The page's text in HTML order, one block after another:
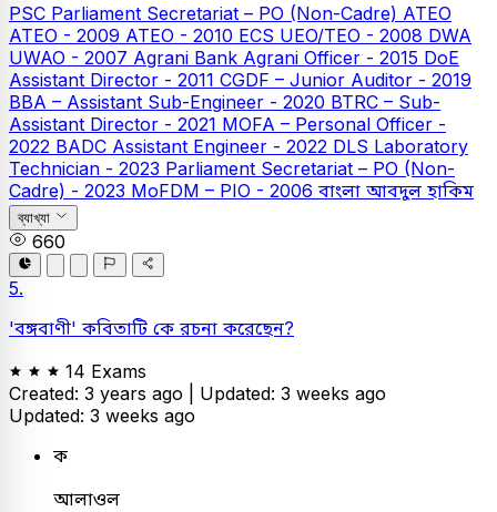
PSC Parliament Secretariat – PO (Non-Cadre) ATEO
ATEO - 2009 ATEO - 2010 ECS UEO/TEO - 2008 DWA
UWAO - 2007 Agrani Bank Agrani Officer - 2015 DoE
Assistant Director - 2011 CGDF – Junior Auditor - 2019
BBA – Assistant Sub-Engineer - 2020 BTRC – Sub-
Assistant Director - 2021 MOFA – Personal Officer -
2022 BADC Assistant Engineer - 2022 DLS Laboratory
Technician - 2023 Parliament Secretariat – PO (Non-
Cadre) - 2023 MoFDM – PIO - 2006 বাংলা আবদুল হাকিম
ব্যাখ্যা
660
5.
'বঙ্গবাণী' কবিতাটি কে রচনা করেছেন?
14 Exams
Created: 3 years ago | Updated: 3 weeks ago
Updated: 3 weeks ago
ক
আলাওল